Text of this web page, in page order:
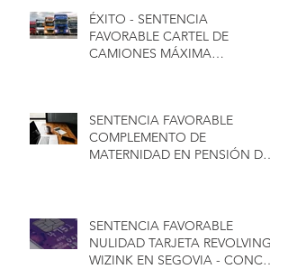
ÉXITO - SENTENCIA
FAVORABLE CARTEL DE
CAMIONES MÁXIMA
SENTENCIA FAVORABLE
COMPLEMENTO DE
MATERNIDAD EN PENSIÓN DE
SENTENCIA FAVORABLE
NULIDAD TARJETA REVOLVING
WIZINK EN SEGOVIA - CONCA